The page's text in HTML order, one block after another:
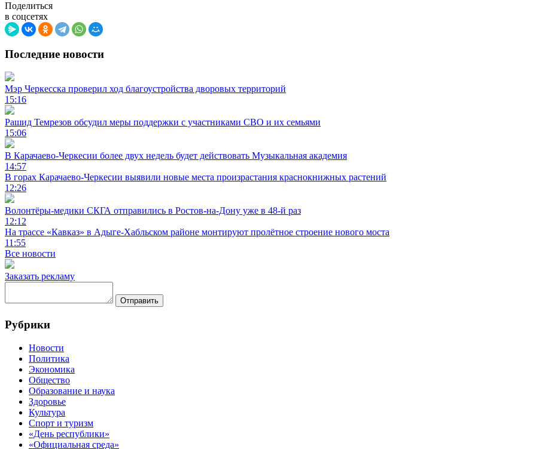
Поделиться
в соцсетях
Последние новости
Мэр Черкесска проверил ход благоустройства дворовых территорий
15:16
Рашид Темрезов обсудил меры поддержки с участниками СВО и их семьями
15:06
В Карачаево-Черкесии более двух недель будет действовать Музыкальная академия
14:57
В горах Карачаево-Черкесии выявили новые места произрастания краснокнижных растений
12:26
Волонтёры-медики СКГА отправились в Ростов-на-Дону уже в 48-й раз
12:12
На трассе «Кавказ» в Адыге-Хабльском районе монтируют пролётное строение нового моста
11:55
Все новости
Заказать рекламу
Отправить
Рубрики
Новости
Политика
Экономика
Общество
Образование и наука
Здоровье
Культура
Спорт и туризм
«День республики»
«Официальная среда»